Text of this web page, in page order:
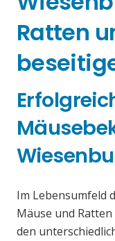
Ratten
Im Lebensumfeld
Mäuse und
den